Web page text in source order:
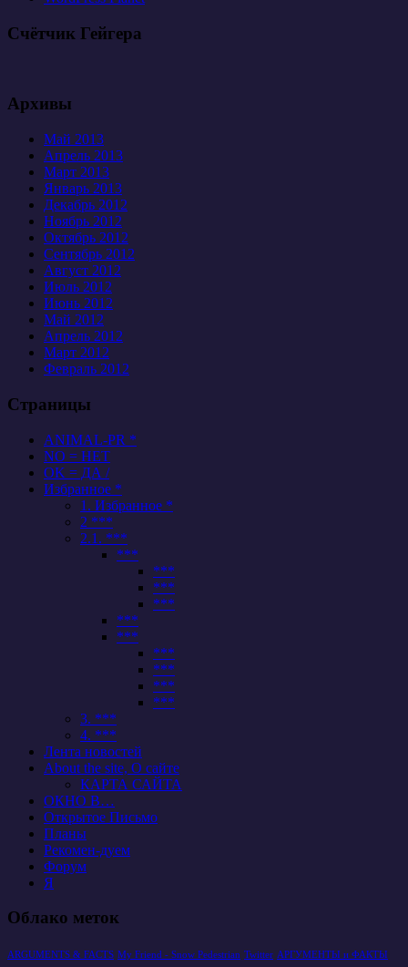
Счётчик Гейгера
Архивы
Май 2013
Апрель 2013
Март 2013
Январь 2013
Декабрь 2012
Ноябрь 2012
Октябрь 2012
Сентябрь 2012
Август 2012
Июль 2012
Июнь 2012
Май 2012
Апрель 2012
Март 2012
Февраль 2012
Страницы
ANIMAL-PR *
NO = НЕТ
OK = ДА /
Избранное *
1. Избранное *
2 ***
2.1. ***
***
***
***
***
***
***
***
***
***
***
3. ***
4. ***
Лента новостей
About the site, О сайте
КАРТА САЙТА
ОКНО В…
Открытое Письмо
Планы
Рекомен-дуем
Форум
Я
Облако меток
ARGUMENTS & FACTS My Friend - Snow Pedestrian Twitter АРГУМЕНТЫ и ФАКТЫ